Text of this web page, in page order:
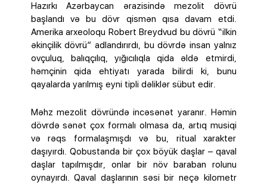
Hazırkı Azərbaycan ərazisində mezolit dövrü
başlandı və bu dövr qismən qısa davam etdi.
Amerika arxeoloqu Robert Breydvud bu dövrü “ilkin
əkinçilik dövrü” adlandırırdı, bu dövrdə insan yalnız
ovçuluq, balıqçılıq, yığıcılıqla qida əldə etmirdi,
həmçinin qida ehtiyatı yarada bilirdi ki, bunu
qayalarda yarılmış eyni tipli dəliklər sübut edir.
Məhz mezolit dövründə incəsənət yaranır. Həmin
dövrdə sənət çox formalı olmasa da, artıq musiqi
və rəqs formalaşmışdı və bu, ritual xarakter
daşıyırdı. Qobustanda bir çox böyük daşlar – qaval
daşlar tapılmışdır, onlar bir növ baraban rolunu
oynayırdı. Qaval daşlarının səsi bir neçə kilometr